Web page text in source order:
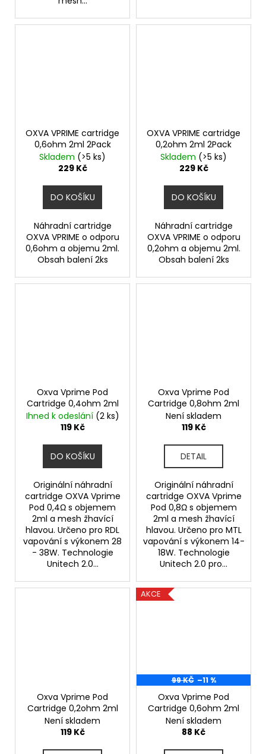
OXVA VPRIME cartridge
0,6ohm 2ml 2Pack
Skladem (>5 ks)
229 Kč
DO KOŠÍKU
Náhradní cartridge
OXVA VPRIME o odporu
0,6ohm a objemu 2ml.
Obsah balení 2ks
OXVA VPRIME cartridge
0,2ohm 2ml 2Pack
Skladem (>5 ks)
229 Kč
DO KOŠÍKU
Náhradní cartridge
OXVA VPRIME o odporu
0,2ohm a objemu 2ml.
Obsah balení 2ks
Oxva Vprime Pod
Cartridge 0,4ohm 2ml
Ihned k odeslání (2 ks)
119 Kč
DO KOŠÍKU
Originální náhradní
cartridge OXVA Vprime
Pod 0,4Ω s objemem
2ml a mesh žhavící
hlavou. Určeno pro RDL
vapování s výkonem 28
- 38W. Technologie
Unitech 2.0...
Oxva Vprime Pod
Cartridge 0,8ohm 2ml
Není skladem
119 Kč
DETAIL
Originální náhradní
cartridge OXVA Vprime
Pod 0,8Ω s objemem
2ml a mesh žhavící
hlavou. Určeno pro MTL
vapování s výkonem 14-
18W. Technologie
Unitech 2.0 pro...
Oxva Vprime Pod
Cartridge 0,2ohm 2ml
Není skladem
119 Kč
AKCE
99 KČ –11 %
Oxva Vprime Pod
Cartridge 0,6ohm 2ml
Není skladem
88 Kč